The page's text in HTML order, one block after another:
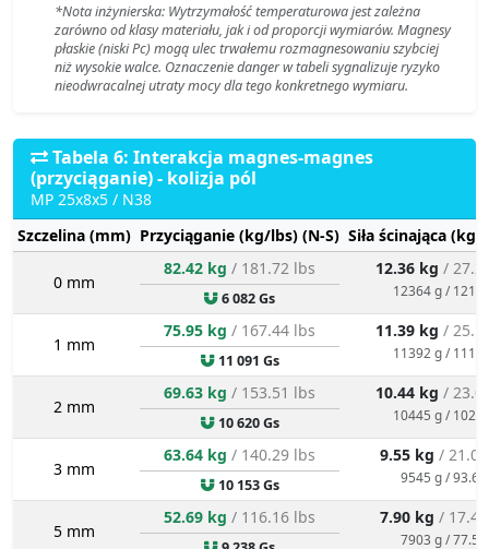
*Nota inżynierska: Wytrzymałość temperaturowa jest zależna
zarówno od klasy materiału, jak i od proporcji wymiarów. Magnesy
płaskie (niski Pc) mogą ulec trwałemu rozmagnesowaniu szybciej
niż wysokie walce. Oznaczenie danger w tabeli sygnalizuje ryzyko
nieodwracalnej utraty mocy dla tego konkretnego wymiaru.
Tabela 6: Interakcja magnes-magnes
(przyciąganie) - kolizja pól
MP 25x8x5 / N38
Szczelina (mm) Przyciąganie (kg/lbs) (N-S) Siła ścinająca
0 mm
82.42 kg / 181.72 lbs
6 082 Gs
12.36 kg /
12364 g /
1 mm
75.95 kg / 167.44 lbs
11 091 Gs
11.39 kg /
11392 g /
2 mm
69.63 kg / 153.51 lbs
10 620 Gs
10.44 kg /
10445 g /
3 mm
63.64 kg / 140.29 lbs
10 153 Gs
9.55 kg /
9545 g / 93.6
5 mm
52.69 kg / 116.16 lbs 7.90 kg /
7903 g / 77.5